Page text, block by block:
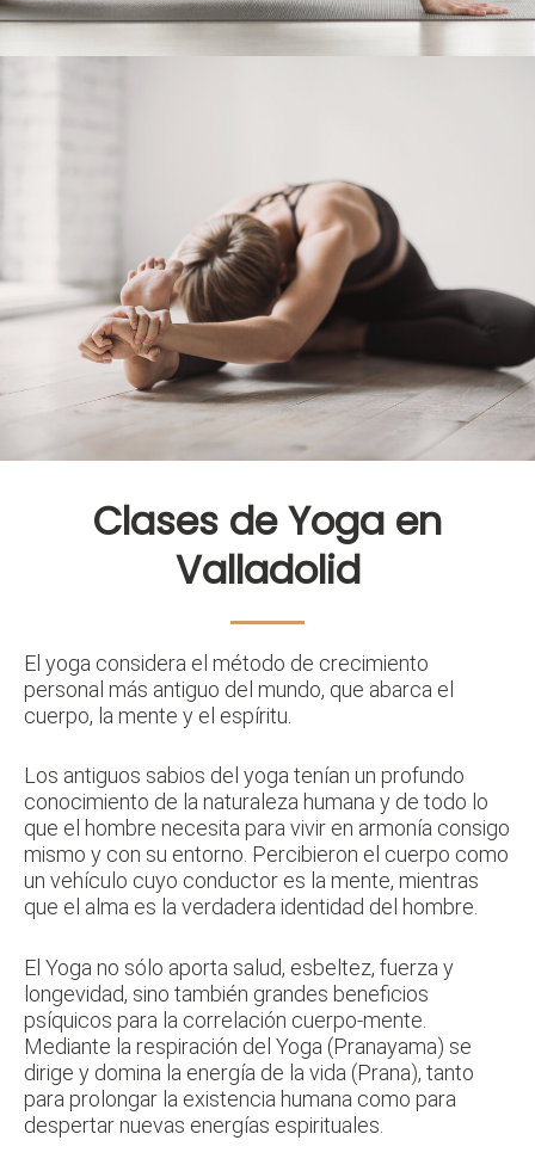
Clases de Yoga en
Valladolid
El yoga considera el método de crecimiento
personal más antiguo del mundo, que abarca el
cuerpo, la mente y el espíritu.
Los antiguos sabios del yoga tenían un profundo
conocimiento de la naturaleza humana y de todo lo
que el hombre necesita para vivir en armonía consigo
mismo y con su entorno. Percibieron el cuerpo como
un vehículo cuyo conductor es la mente, mientras
que el alma es la verdadera identidad del hombre.
El Yoga no sólo aporta salud, esbeltez, fuerza y
longevidad, sino también grandes beneficios
psíquicos para la correlación cuerpo-mente.
Mediante la respiración del Yoga (Pranayama) se
dirige y domina la energía de la vida (Prana), tanto
para prolongar la existencia humana como para
despertar nuevas energías espirituales.